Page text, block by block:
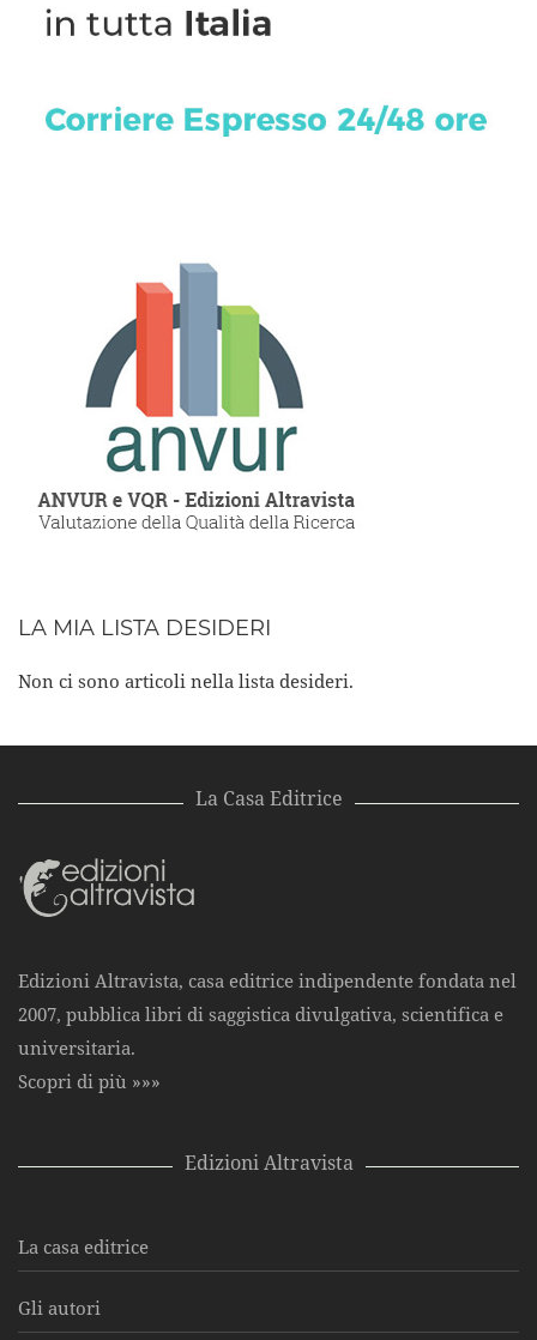
LA MIA LISTA DESIDERI
Non ci sono articoli nella lista desideri.
La Casa Editrice
Edizioni Altravista, casa editrice indipendente fondata nel
2007, pubblica libri di saggistica divulgativa, scientifica e
universitaria.
Scopri di più »»»
Edizioni Altravista
La casa editrice
Gli autori